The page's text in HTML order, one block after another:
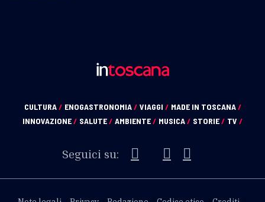
CULTURA/ ENOGASTRONOMIA/ VIAGGI / MADE IN TOSCANA/
INNOVAZIONE/ SALUTE/ AMBIENTE/ MUSICA/ STORIE/ TV /
Seguici su: